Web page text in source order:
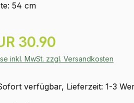
54 cm
Preis:
30.90
inkl. MwSt. zzgl. Versandkosten
verfügbar, Lieferzeit: 1-3